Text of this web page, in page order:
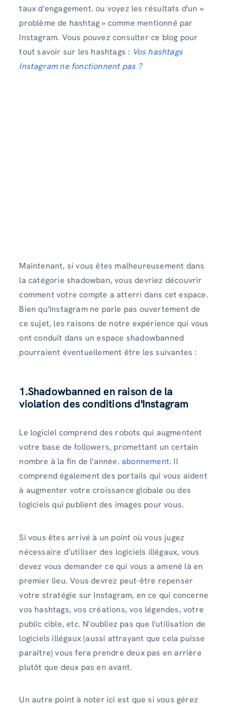
taux d'engagement. ou voyez les résultats d'un «
problème de hashtag » comme mentionné par
Instagram. Vous pouvez consulter ce blog pour
tout savoir sur les hashtags : Vos hashtags
Instagram ne fonctionnent pas ?
Maintenant, si vous êtes malheureusement dans
la catégorie shadowban, vous devriez découvrir
comment votre compte a atterri dans cet espace.
Bien qu'Instagram ne parle pas ouvertement de
ce sujet, les raisons de notre expérience qui vous
ont conduit dans un espace shadowbanned
pourraient éventuellement être les suivantes :
1.Shadowbanned en raison de la
violation des conditions d'Instagram
Le logiciel comprend des robots qui augmentent
votre base de followers, promettant un certain
nombre à la fin de l'année. abonnement. Il
comprend également des portails qui vous aident
à augmenter votre croissance globale ou des
logiciels qui publient des images pour vous.
Si vous êtes arrivé à un point où vous jugez
nécessaire d’utiliser des logiciels illégaux, vous
devez vous demander ce qui vous a amené là en
premier lieu. Vous devrez peut-être repenser
votre stratégie sur Instagram, en ce qui concerne
vos hashtags, vos créations, vos légendes, votre
public cible, etc. N'oubliez pas que l'utilisation de
logiciels illégaux (aussi attrayant que cela puisse
paraître) vous fera prendre deux pas en arrière
plutôt que deux pas en avant.
Un autre point à noter ici est que si vous gérez